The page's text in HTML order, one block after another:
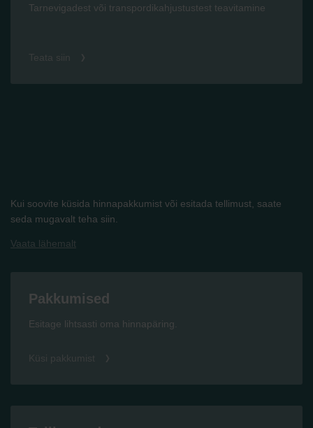
Tarnevigadest või transpordikahjustustest teavitamine
Teata siin
Kui soovite küsida hinnapakkumist või esitada tellimust, saate
seda mugavalt teha siin.
Vaata lähemalt
Pakkumised
Esitage lihtsasti oma hinnapäring.
Küsi pakkumist